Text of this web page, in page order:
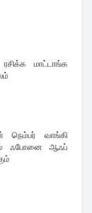
மாட்டாங்க
நெம்பர் வாங்கி
ஃபோனை ஆஃப்